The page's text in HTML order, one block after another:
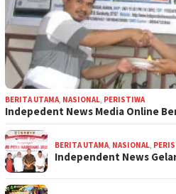
BERITA UTAMA, NASIONAL, PERISTIWA
Indepedent News Media Online
BERITA UTAMA, NASIONAL,
Independent News